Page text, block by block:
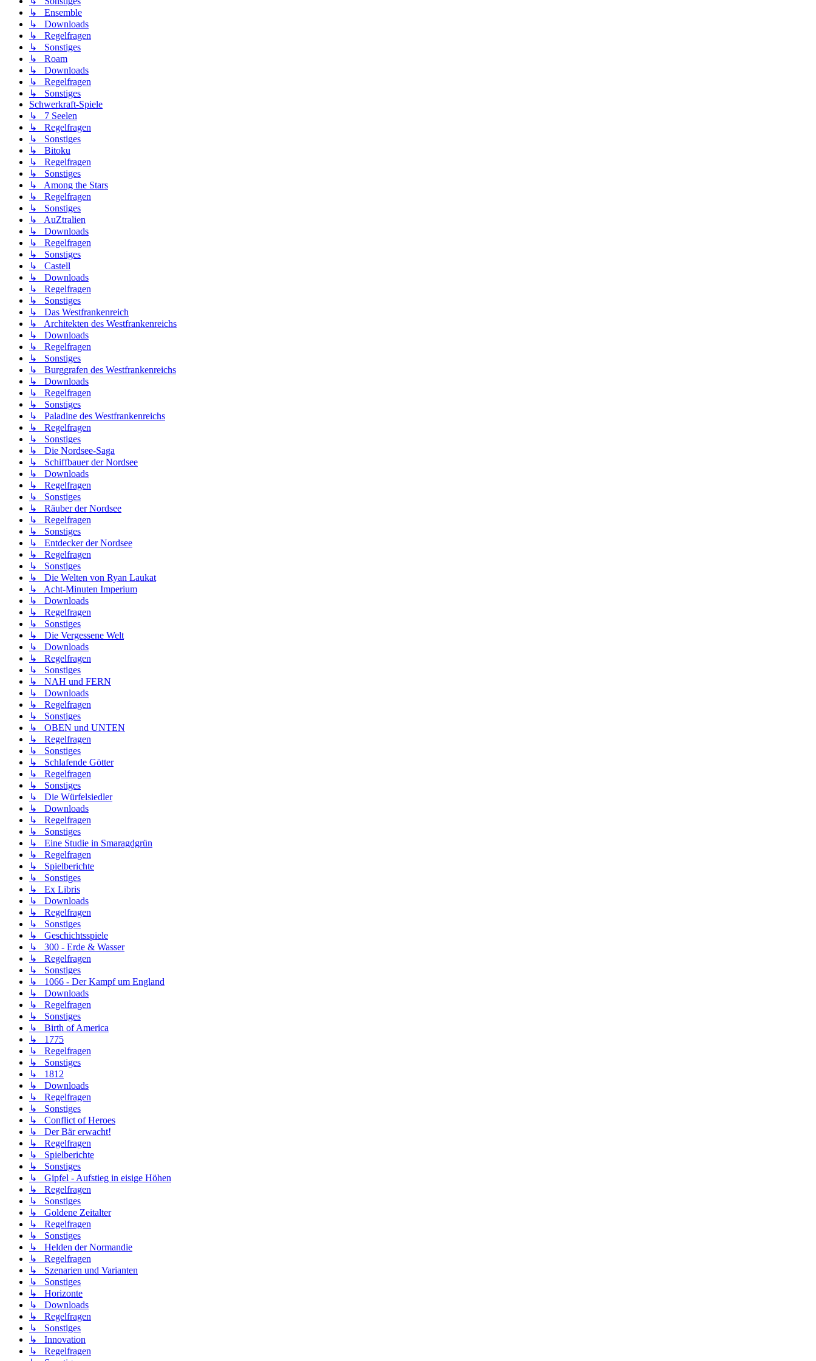
↳ Ensemble
↳ Downloads
↳ Regelfragen
↳ Sonstiges
↳ Roam
↳ Downloads
↳ Regelfragen
↳ Sonstiges
Schwerkraft-Spiele
↳ 7 Seelen
↳ Regelfragen
↳ Sonstiges
↳ Bitoku
↳ Regelfragen
↳ Sonstiges
↳ Among the Stars
↳ Regelfragen
↳ Sonstiges
↳ AuZtralien
↳ Downloads
↳ Regelfragen
↳ Sonstiges
↳ Castell
↳ Downloads
↳ Regelfragen
↳ Sonstiges
↳ Das Westfrankenreich
↳ Architekten des Westfrankenreichs
↳ Downloads
↳ Regelfragen
↳ Sonstiges
↳ Burggrafen des Westfrankenreichs
↳ Downloads
↳ Regelfragen
↳ Sonstiges
↳ Paladine des Westfrankenreichs
↳ Regelfragen
↳ Sonstiges
↳ Die Nordsee-Saga
↳ Schiffbauer der Nordsee
↳ Downloads
↳ Regelfragen
↳ Sonstiges
↳ Räuber der Nordsee
↳ Regelfragen
↳ Sonstiges
↳ Entdecker der Nordsee
↳ Regelfragen
↳ Sonstiges
↳ Die Welten von Ryan Laukat
↳ Acht-Minuten Imperium
↳ Downloads
↳ Regelfragen
↳ Sonstiges
↳ Die Vergessene Welt
↳ Downloads
↳ Regelfragen
↳ Sonstiges
↳ NAH und FERN
↳ Downloads
↳ Regelfragen
↳ Sonstiges
↳ OBEN und UNTEN
↳ Regelfragen
↳ Sonstiges
↳ Schlafende Götter
↳ Regelfragen
↳ Sonstiges
↳ Die Würfelsiedler
↳ Downloads
↳ Regelfragen
↳ Sonstiges
↳ Eine Studie in Smaragdgrün
↳ Regelfragen
↳ Spielberichte
↳ Sonstiges
↳ Ex Libris
↳ Downloads
↳ Regelfragen
↳ Sonstiges
↳ Geschichtsspiele
↳ 300 - Erde & Wasser
↳ Regelfragen
↳ Sonstiges
↳ 1066 - Der Kampf um England
↳ Downloads
↳ Regelfragen
↳ Sonstiges
↳ Birth of America
↳ 1775
↳ Regelfragen
↳ Sonstiges
↳ 1812
↳ Downloads
↳ Regelfragen
↳ Sonstiges
↳ Conflict of Heroes
↳ Der Bär erwacht!
↳ Regelfragen
↳ Spielberichte
↳ Sonstiges
↳ Gipfel - Aufstieg in eisige Höhen
↳ Regelfragen
↳ Sonstiges
↳ Goldene Zeitalter
↳ Regelfragen
↳ Sonstiges
↳ Helden der Normandie
↳ Regelfragen
↳ Szenarien und Varianten
↳ Sonstiges
↳ Horizonte
↳ Downloads
↳ Regelfragen
↳ Sonstiges
↳ Innovation
↳ Regelfragen